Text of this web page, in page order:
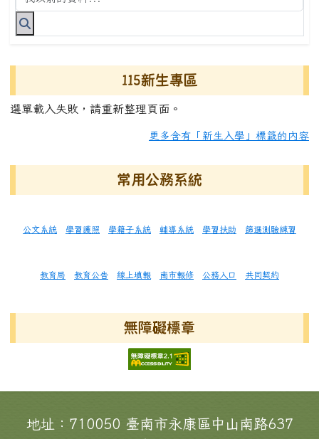
115新生專區
選單載入失敗，請重新整理頁面。
更多含有「新生入學」標籤的內容
常用公務系統
公文系統 學習護照 學籍子系統 輔導系統 學習扶助 篩選測驗練習
教育局 教育公告 線上填報 南市報修 公務入口 共同契約
無障礙標章
頁尾區域內容
地址：710050 臺南市永康區中山南路637